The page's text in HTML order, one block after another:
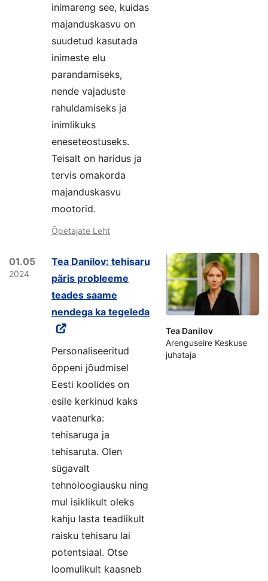
inimareng see, kuidas
majanduskasvu on
suudetud kasutada
inimeste elu
parandamiseks,
nende vajaduste
rahuldamiseks ja
inimlikuks
eneseteostuseks.
Teisalt on haridus ja
tervis omakorda
majanduskasvu
mootorid.
Õpetajate Leht
01.05
2024
Tea Danilov: tehisaru
päris probleeme
teades saame
nendega ka tegeleda
Personaliseeritud
õppeni jõudmisel
Eesti koolides on
esile kerkinud kaks
vaatenurka:
tehisaruga ja
tehisaruta. Olen
sügavalt
tehnoloogiausku ning
mul isiklikult oleks
kahju lasta teadlikult
raisku tehisaru lai
potentsiaal. Otse
loomulikult kaasneb
Tea Danilov
Arenguseire Keskuse
juhataja